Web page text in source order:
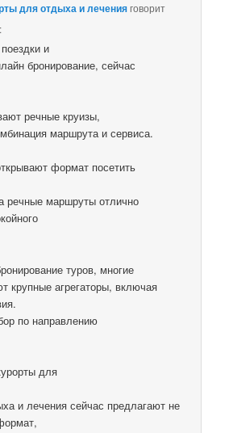
для отдыха и леченияговорит
:
и
бронирование, сейчас
речные круизы,
маршрута и сервиса.
формат посетить
речные маршруты отлично
туров, многие
крупные агрегаторы, включая
по направлению
для
и лечения сейчас предлагают не